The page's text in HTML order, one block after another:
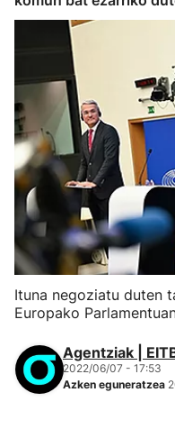
Ituna negoziatu duten
Europako
Agentziak |
2022/06/07 - 17:53
Azken eguneratzea